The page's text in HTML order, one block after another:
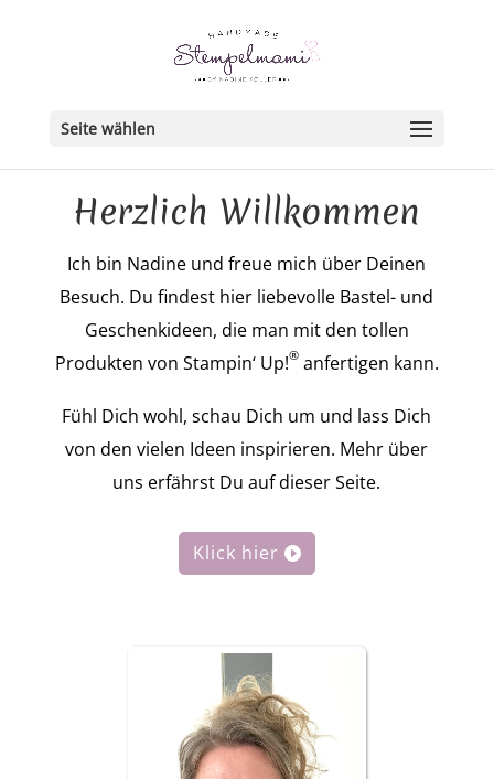
Seite wählen
Herzlich Willkommen
Ich bin Nadine und freue mich über Deinen
Besuch. Du findest hier liebevolle Bastel- und
Geschenkideen, die man mit den tollen
Produkten von Stampin‘ Up!®anfertigen kann.
Fühl Dich wohl, schau Dich um und lass Dich
von den vielen Ideen inspirieren. Mehr über
uns erfährst Du auf dieser Seite.
Klick hier